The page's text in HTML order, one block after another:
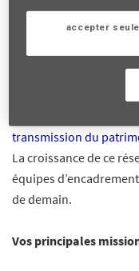
exclusifs, présents sur
commerciale fondée
d’une expertise et
accompagnent une
transmission du
La croissance de ce
équipes
de demain.
Vos principales
accepter